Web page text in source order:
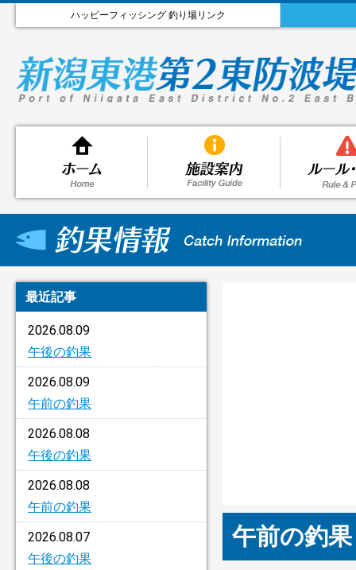
ハッピーフィッシング 釣り場リンク
最近記事
2026.08.09
午後の釣果
2026.08.09
午前の釣果
2026.08.08
午後の釣果
2026.08.08
午前の釣果
2026.08.07
午後の釣果
午前の釣果